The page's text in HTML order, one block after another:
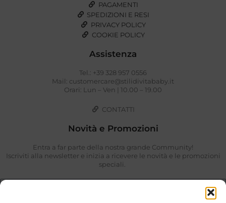
PAGAMENTI
SPEDIZIONI E RESI
PRIVACY POLICY
COOKIE POLICY
Assistenza
Tel.: +39 328 957 0556
Mail: customercare@stilidivitababy.it
Orari: Lun – Ven | 10.00 – 19.00
CONTATTI
Novità e Promozioni
Entra a far parte della nostra grande Community!
Iscriviti alla newsletter e inizia a ricevere le novità e le promozioni
speciali.